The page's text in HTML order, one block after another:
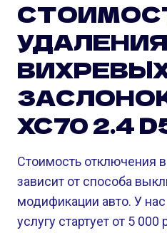
УДАЛЕНИЯ
ЗАСЛОНОК
XC70 2.4
Стоимость отключения
зависит от способа
модификации авто. У
услугу стартует от 5 000